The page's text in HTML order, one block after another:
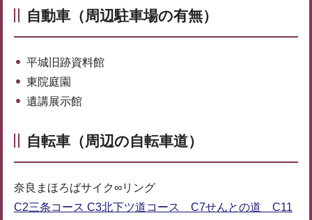
自動車（周辺駐車場の有無）
平城旧跡資料館
東院庭園
遺講展示館
自転車（周辺の自転車道）
奈良まほろばサイク∞リング
C2三条コース C3北下ツ道コース C7せんとの道 C11